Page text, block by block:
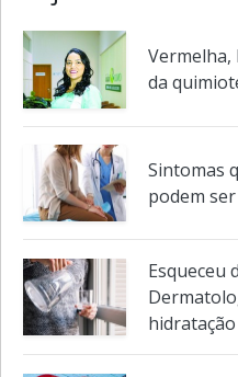
Veja também em
da
Sintomas
podem